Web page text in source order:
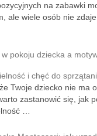
na zabawki
ale wiele osób nie
pokoju dziecka a
i chęć do
Twoje dziecko nie ma
zastanowić się, jak
…